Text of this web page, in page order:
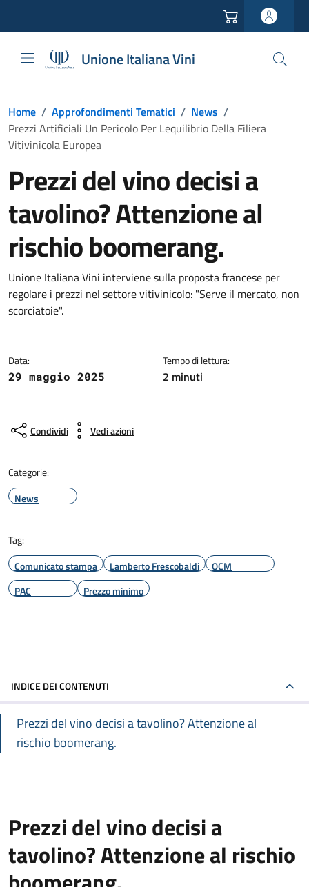
Unione Italiana Vini
Home / Approfondimenti Tematici / News /
Prezzi Artificiali Un Pericolo Per Lequilibrio Della Filiera
Vitivinicola Europea
Prezzi del vino decisi a
tavolino? Attenzione al
rischio boomerang.
Unione Italiana Vini interviene sulla proposta francese per
regolare i prezzi nel settore vitivinicolo: "Serve il mercato, non
scorciatoie".
Data:
29 maggio 2025
Tempo di lettura:
2 minuti
Condividi Vedi azioni
Categorie:
News
Tag:
Comunicato stampa
Lamberto Frescobaldi
OCM
PAC
Prezzo minimo
INDICE DEI CONTENUTI
Prezzi del vino decisi a tavolino? Attenzione al
rischio boomerang.
Prezzi del vino decisi a
tavolino? Attenzione al rischio